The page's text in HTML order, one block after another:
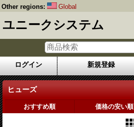
Other regions: Global
ユニークシステム
ログイン 新規登録
ヒューズ
おすすめ順 価格の安い順